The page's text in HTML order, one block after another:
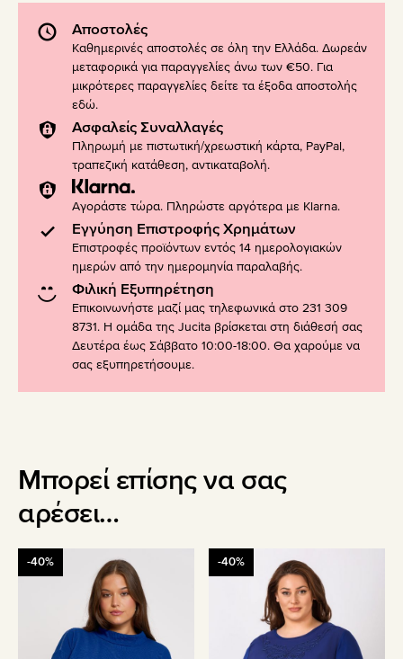
Αποστολές
Καθημερινές αποστολές σε όλη την Ελλάδα. Δωρεάν
μεταφορικά για παραγγελίες άνω των €50. Για
μικρότερες παραγγελίες δείτε τα έξοδα αποστολής
εδώ.
Ασφαλείς Συναλλαγές
Πληρωμή με πιστωτική/χρεωστική κάρτα, PayPal,
τραπεζική κατάθεση, αντικαταβολή.
Αγοράστε τώρα. Πληρώστε αργότερα με Klarna.
Εγγύηση Επιστροφής Χρημάτων
Επιστροφές προϊόντων εντός 14 ημερολογιακών
ημερών από την ημερομηνία παραλαβής.
Φιλική Εξυπηρέτηση
Επικοινωνήστε μαζί μας τηλεφωνικά στο 231 309
8731. Η ομάδα της Jucita βρίσκεται στη διάθεσή σας
Δευτέρα έως Σάββατο 10:00-18:00. Θα χαρούμε να
σας εξυπηρετήσουμε.
Μπορεί επίσης να σας
αρέσει…
-40%
Αυτό
το
πολλαπλές
-40%
Αυτό
το
πολλαπλές